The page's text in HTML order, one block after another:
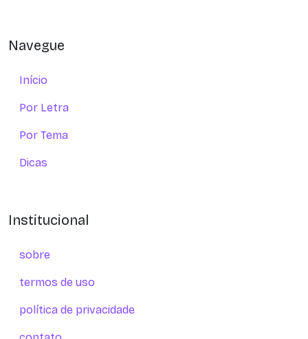
Navegue
Início
Por Letra
Por Tema
Dicas
Institucional
sobre
termos de uso
política de privacidade